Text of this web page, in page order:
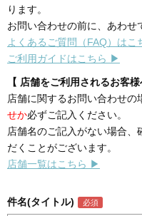
ります。
お問い合わせの前に、あわせ
よくあるご質問（FAQ）はこ
ご利用ガイドはこちら ▶
【 店舗をご利用されるお客様
店舗に関するお問い合わせの
せか必ずご記入ください。
店舗名のご記入がない場合
だくことがございます。
店舗一覧はこちら ▶
件名(タイトル)